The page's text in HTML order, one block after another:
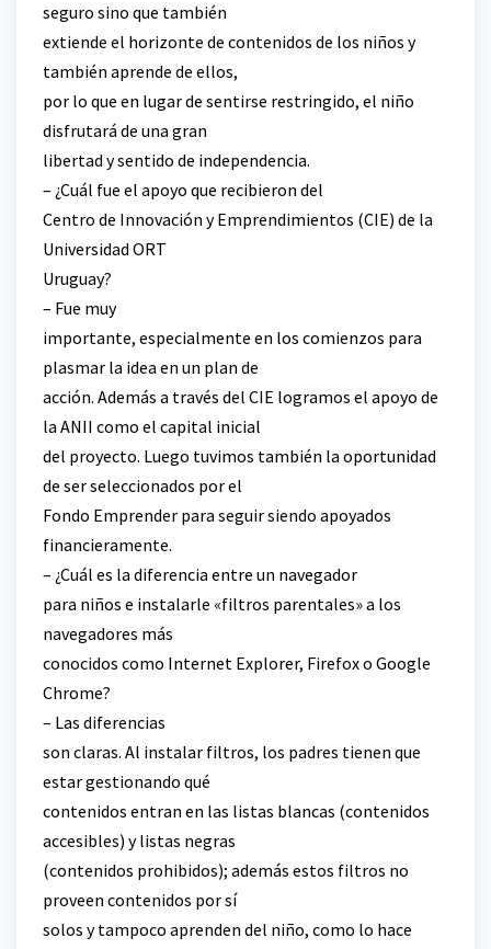
seguro sino que también
extiende el horizonte de contenidos de los niños y
también aprende de ellos,
por lo que en lugar de sentirse restringido, el niño
disfrutará de una gran
libertad y sentido de independencia.
– ¿Cuál fue el apoyo que recibieron del
Centro de Innovación y Emprendimientos (CIE) de la
Universidad ORT
Uruguay?
– Fue muy
importante, especialmente en los comienzos para
plasmar la idea en un plan de
acción. Además a través del CIE logramos el apoyo de
la ANII como el capital inicial
del proyecto. Luego tuvimos también la oportunidad
de ser seleccionados por el
Fondo Emprender para seguir siendo apoyados
financieramente.
– ¿Cuál es la diferencia entre un navegador
para niños e instalarle «filtros parentales» a los
navegadores más
conocidos como Internet Explorer, Firefox o Google
Chrome?
– Las diferencias
son claras. Al instalar filtros, los padres tienen que
estar gestionando qué
contenidos entran en las listas blancas (contenidos
accesibles) y listas negras
(contenidos prohibidos); además estos filtros no
proveen contenidos por sí
solos y tampoco aprenden del niño, como lo hace